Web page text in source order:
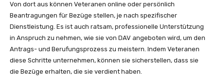
Von dort aus können Veteranen online oder persönlich
Beantragungen für Bezüge stellen, je nach spezifischer
Dienstleistung. Es ist auch ratsam, professionelle Unterstützung
in Anspruch zu nehmen, wie sie von DAV angeboten wird, um den
Antrags- und Berufungsprozess zu meistern. Indem Veteranen
diese Schritte unternehmen, können sie sicherstellen, dass sie
die Bezüge erhalten, die sie verdient haben.